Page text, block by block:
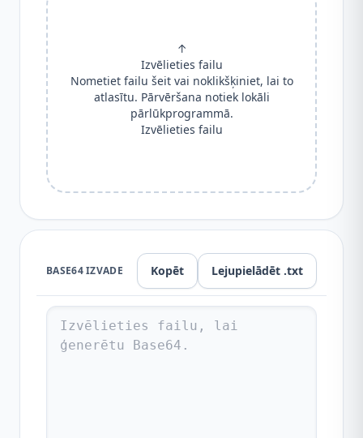
↑
Izvēlieties failu
Nometiet failu šeit vai noklikšķiniet, lai to
atlasītu. Pārvēršana notiek lokāli
pārlūkprogrammā.
Izvēlieties failu
BASE64 IZVADE Kopēt Lejupielādēt .txt